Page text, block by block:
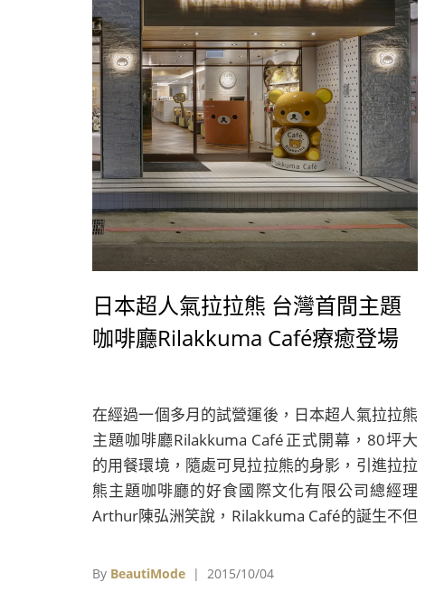
日本超人氣拉拉熊 台灣首間主題
咖啡廳Rilakkuma Café療癒登場
在經過一個多月的試營運後，日本超人氣拉拉熊
主題咖啡廳Rilakkuma Café正式開幕，80坪大
的用餐環境，隨處可見拉拉熊的身影，引進拉拉
熊主題咖啡廳的好食國際文化有限公司總經理
Arthur陳弘洲笑說，Rilakkuma Café的誕生不但
完成身為拉拉熊頭號粉絲的老婆Mollie的夢想。
By BeautiMode | 2015/10/04